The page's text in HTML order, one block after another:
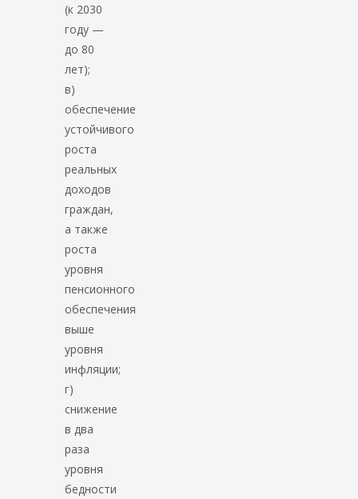
(к 2030
году —
до 80
лет);
в)
обеспечение
устойчивого
роста
реальных
доходов
граждан,
а также
роста
уровня
пенсионного
обеспечения
выше
уровня
инфляции;
г)
снижение
в два
раза
уровня
бедности